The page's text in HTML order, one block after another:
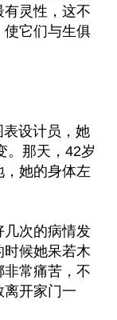
灵性，这不
使它们与生俱
设计员，她
。那天，42岁
她的身体左
几次的病情发
候她呆若木
常痛苦，不
开家门一